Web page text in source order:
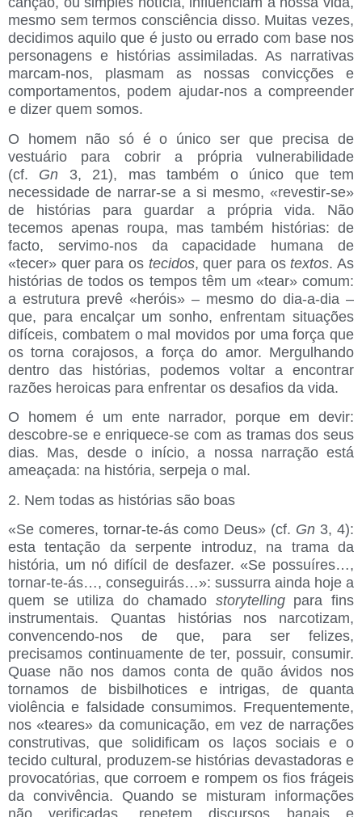
mesmo sem termos consciência disso. Muitas vezes,
decidimos aquilo que é justo ou errado com base nos
personagens e histórias assimiladas. As narrativas
marcam-nos, plasmam as nossas convicções e
comportamentos, podem ajudar-nos a compreender
e dizer quem somos.
O homem não só é o único ser que precisa de
vestuário para cobrir a própria vulnerabilidade
(cf. Gn 3, 21), mas também o único que tem
necessidade de narrar-se a si mesmo, «revestir-se»
de histórias para guardar a própria vida. Não
tecemos apenas roupa, mas também histórias: de
facto, servimo-nos da capacidade humana de
«tecer» quer para os tecidos, quer para ostextos. As
histórias de todos os tempos têm um «tear» comum:
a estrutura prevê «heróis» – mesmo do dia-a-dia –
que, para encalçar um sonho, enfrentam situações
difíceis, combatem o mal movidos por uma força que
os torna corajosos, a força do amor. Mergulhando
dentro das histórias, podemos voltar a encontrar
razões heroicas para enfrentar os desafios da vida.
O homem é um ente narrador, porque em devir:
descobre-se e enriquece-se com as tramas dos seus
dias. Mas, desde o início, a nossa narração está
ameaçada: na história, serpeja o mal.
2. Nem todas as histórias são boas
«Se comeres, tornar-te-ás como Deus» (cf. Gn 3, 4):
esta tentação da serpente introduz, na trama da
história, um nó difícil de desfazer. «Se possuíres…,
tornar-te-ás…, conseguirás…»: sussurra ainda hoje a
quem se utiliza do chamado storytellingpara fins
instrumentais. Quantas histórias nos narcotizam,
convencendo-nos de que, para ser felizes,
precisamos continuamente de ter, possuir, consumir.
Quase não nos damos conta de quão ávidos nos
tornamos de bisbilhotices e intrigas, de quanta
violência e falsidade consumimos. Frequentemente,
nos «teares» da comunicação, em vez de narrações
construtivas, que solidificam os laços sociais e o
tecido cultural, produzem-se histórias devastadoras e
provocatórias, que corroem e rompem os fios frágeis
da convivência. Quando se misturam informações
não verificadas, repetem discursos banais e